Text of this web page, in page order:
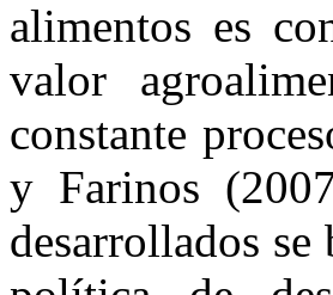
alimentos es
valor
constante
y Farinos
desarrollados